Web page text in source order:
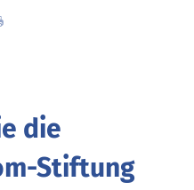
die
Stiftung